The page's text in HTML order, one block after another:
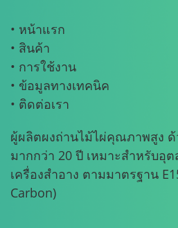
• หน้าแรก
• สินค้า
• การใช้งาน
• ข้อมูลทางเทคนิค
• ติดต่อเรา
ผู้ผลิตผงถ่านไม้ไผ่คุณภาพสูง
มากกว่า 20 ปี เหมาะสำหรับอุ
เครื่องสำอาง ตามมาตรฐาน
Carbon)